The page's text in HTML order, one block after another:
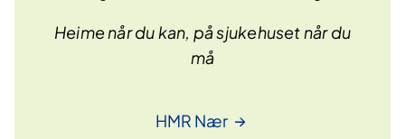
Heime når du kan, på sjukehuset når du
må
HMR Nær